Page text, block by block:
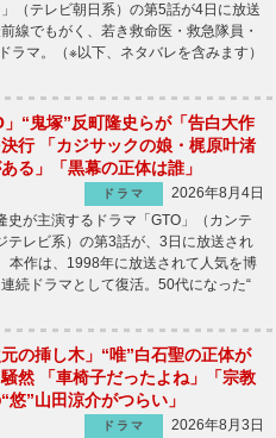
（テレビ朝日系）の第5話が4日に放送
でもがく、若き救命医・救急隊員・
マ。（※以下、ネタバレを含みます）
」“鬼塚”反町隆史らが「告白大作
行 「カジサックの娘・梶原叶渚
る」「黒幕の正体は誰」
ドラマ
2026年8月4日
が主演するドラマ「GTO」（カンテ
テレビ系）の第3話が、3日に放送され
作は、1998年に放送されて人気を博
続ドラマとして復活。50代になった“
元の挿し木」“唯”白石聖の正体が
然 「車椅子だったよね」「宗教
悠”山田涼介がつらい」
ドラマ
2026年8月3日